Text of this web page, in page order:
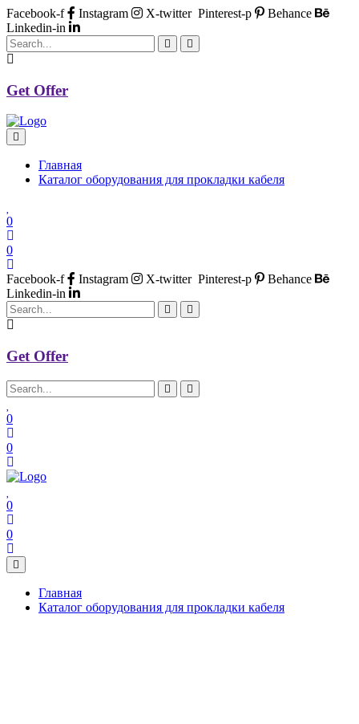
Facebook-f Instagram X-twitter Pinterest-p
Behance
Linkedin-in
Get Offer
Главная
Каталог оборудования для прокладки кабеля
0
0
Facebook-f Instagram X-twitter Pinterest-p
Behance
Linkedin-in
Get Offer
0
0
0
0
Главная
Каталог оборудования для прокладки кабеля